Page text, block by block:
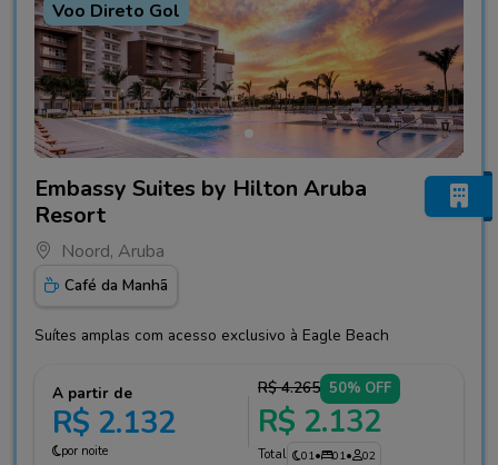
Voo Direto Gol
Fotos do hotel Embassy Suites by Hilton Aruba Resort
Embassy Suites by Hilton Aruba
Resort
Noord, Aruba
Café da Manhã
Suítes amplas com acesso exclusivo à Eagle Beach
A partir de
R$ 2.132
por noite
R$ 4.265 50% OFF
R$ 2.132
Total 01• 01• 02